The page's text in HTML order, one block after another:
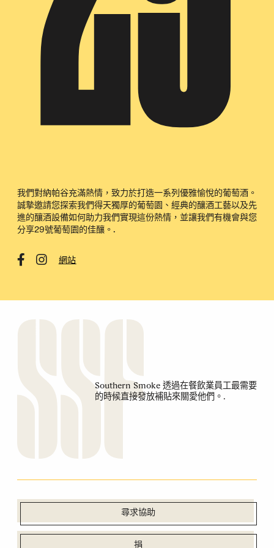
我們對納帕谷充滿熱情，致力於打造一系列優雅愉悅的葡萄酒。
誠摯邀請您探索我們得天獨厚的葡萄園、經典的釀酒工藝以及先
進的釀酒設備如何助力我們實現這份熱情，並讓我們有機會與您
分享29號葡萄園的佳釀。.
網站
Southern Smoke 透過在餐飲業員工最需要
的時候直接發放補貼來關愛他們。.
尋求協助
捐